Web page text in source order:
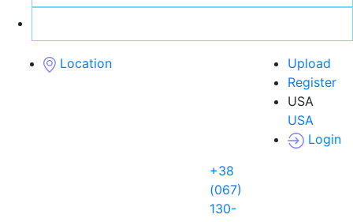
Location
Upload
Register
USA
USA
Login
+38
(067)
130-